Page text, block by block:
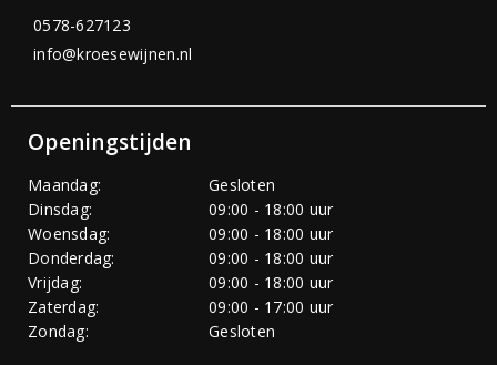
0578-627123
info@kroesewijnen.nl
Openingstijden
Maandag:
Gesloten
Dinsdag:
09:00 - 18:00 uur
Woensdag:
09:00 - 18:00 uur
Donderdag:
09:00 - 18:00 uur
Vrijdag:
09:00 - 18:00 uur
Zaterdag:
09:00 - 17:00 uur
Zondag:
Gesloten